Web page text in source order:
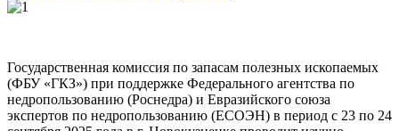
Государственная комиссия по запасам полезных ископаемых
(ФБУ «ГКЗ») при поддержке Федерального агентства по
недропользованию (Роснедра) и Евразийского союза
экспертов по недропользованию (ЕСОЭН) в период с 23 по 24